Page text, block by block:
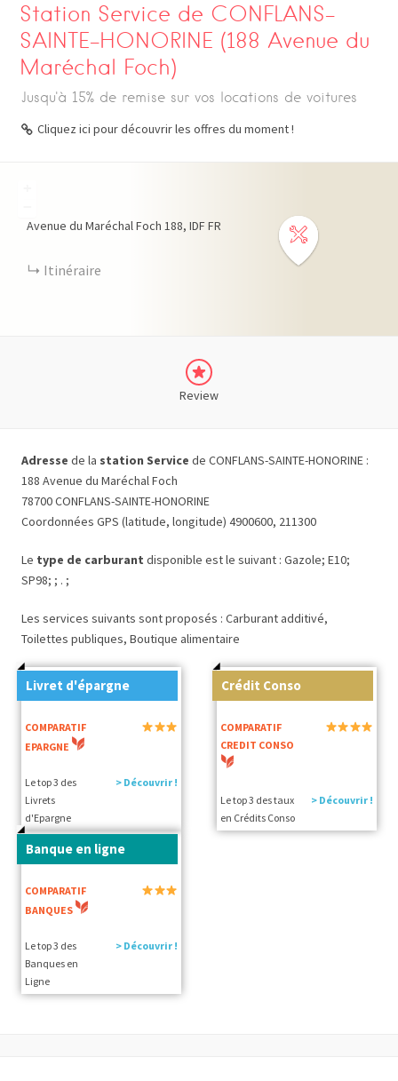
Station Service de CONFLANS-
SAINTE-HONORINE (188 Avenue du
Maréchal Foch)
Jusqu'à 15% de remise sur vos locations de voitures
Cliquez ici pour découvrir les offres du moment !
Avenue du Maréchal Foch 188 IDF FR
Itinéraire
Review
Adresse de la station Service de CONFLANS-SAINTE-HONORINE :
188 Avenue du Maréchal Foch
78700 CONFLANS-SAINTE-HONORINE
Coordonnées GPS (latitude, longitude) 4900600, 211300
Le type de carburant disponible est le suivant : Gazole; E10;
SP98; ; . ;
Les services suivants sont proposés : Carburant additivé,
Toilettes publiques, Boutique alimentaire
Livret d'épargne
COMPARATIF
EPARGNE
Le top 3 des
Livrets
d'Epargne
> Découvrir !
Crédit Conso
COMPARATIF
CREDIT CONSO
Le top 3 des taux
en Crédits Conso
> Découvrir !
Banque en ligne
COMPARATIF
BANQUES
Le top 3 des
Banques en
Ligne
> Découvrir !